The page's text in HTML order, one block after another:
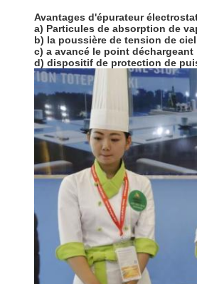
Avantages d'épurateur
a) Particules de absorption de
b) la poussière de tension de
c) a avancé le point
d) dispositif de protection de